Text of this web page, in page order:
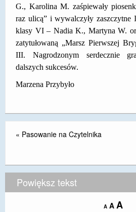
DOSTĘPNOŚĆ
POLITYKA PRYWATNOŚCI
RODO
EGZAMIN ÓSMOKLASISTY
PROJEKT ,,SZKOŁY Z
ŻORY”
mLegitymacja
G., Karolina M. zaśpiewały
raz ulicą” i wywalczyły zaszczytne
klasy VI – Nadia K., Martyna W.
zatytułowaną „Marsz Pierwszej
III. Nagrodzonym serdecznie
dalszych sukcesów.
Marzena Przybyło
« Pasowanie na Czytelnika
Powiększ tekst
A Decrease
A Reset
A